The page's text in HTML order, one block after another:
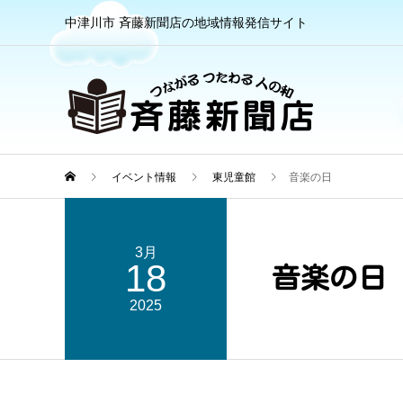
中津川市 斉藤新聞店の地域情報発信サイト
イベント情報 東児童館 音楽の日
3月
18
2025
音楽の日